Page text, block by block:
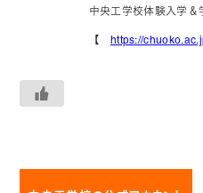
中央工学校体験入学＆
【 https://